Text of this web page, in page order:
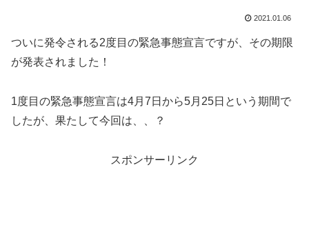
2021.01.06
ついに発令される2度目の緊急事態宣言ですが、その期限
が発表されました！
1度目の緊急事態宣言は4月7日から5月25日という期間で
したが、果たして今回は、、？
スポンサーリンク